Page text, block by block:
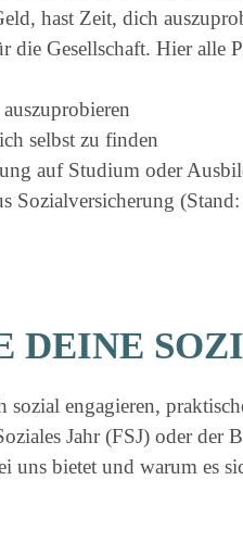
hast Zeit, dich
die Gesellschaft. Hier alle
selbst zu finden
auf Studium oder
Sozialversicherung
DEINE
sozial engagieren,
Jahr (FSJ) oder
uns bietet und warum es